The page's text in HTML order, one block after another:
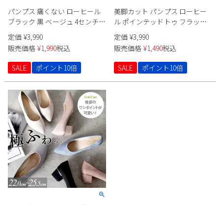
パンプス 痛くない ローヒール
ブラック 黒 ベージュ 4センチ
太ヒール セレモニー パーティ
ー ポインテッドトゥ 飾り 22095
Vカット 極ふわっ Parade
定価 ¥3,990
販売価格 ¥1,990税込
SALE
ポイント10倍
美脚カット パンプス ローヒー
ル ポインテッドトゥ フラッッ
ト 痛くない 黒 22089 バイカラ
ー 極ふわっ スエード クロコ
2cmヒール Parade
定価 ¥3,990
販売価格 ¥1,490税込
SALE
ポイント10倍